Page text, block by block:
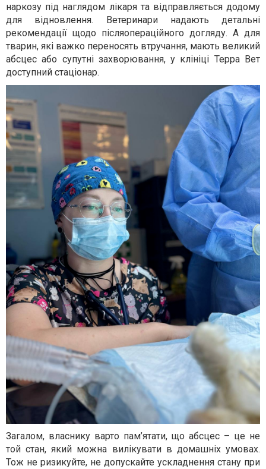
наркозу під наглядом лікаря та відправляється додому
для відновлення. Ветеринари надають детальні
рекомендації щодо післяопераційного догляду. А для
тварин, які важко переносять втручання, мають великий
абсцес або супутні захворювання, у клініці Терра Вет
доступний стаціонар.
Загалом, власнику варто пам’ятати, що абсцес – це не
той стан, який можна вилікувати в домашніх умовах.
Тож не ризикуйте, не допускайте ускладнення стану при